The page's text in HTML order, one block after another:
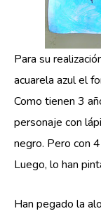
Para su
acuarela azul el
Como tienen 3
personaje con
negro. Pero con
Luego, lo han
Han pegado la